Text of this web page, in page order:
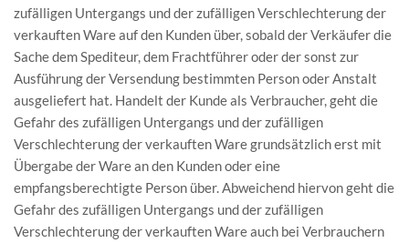
zufälligen Untergangs und der zufälligen Verschlechterung der
verkauften Ware auf den Kunden über, sobald der Verkäufer die
Sache dem Spediteur, dem Frachtführer oder der sonst zur
Ausführung der Versendung bestimmten Person oder Anstalt
ausgeliefert hat. Handelt der Kunde als Verbraucher, geht die
Gefahr des zufälligen Untergangs und der zufälligen
Verschlechterung der verkauften Ware grundsätzlich erst mit
Übergabe der Ware an den Kunden oder eine
empfangsberechtigte Person über. Abweichend hiervon geht die
Gefahr des zufälligen Untergangs und der zufälligen
Verschlechterung der verkauften Ware auch bei Verbrauchern